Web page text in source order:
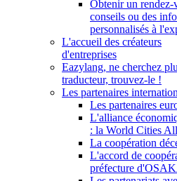
Obtenir un rendez-
conseils ou des
personnalisés à
L'accueil des créateurs
d'entreprises
Eazylang, ne cherchez
traducteur, trouvez-le !
Les partenaires
Les partenaires
L'alliance
: la World Cities
La coopération
L'accord de
préfecture